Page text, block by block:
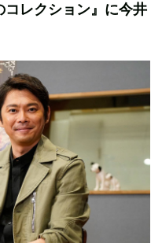
レクション』に今井